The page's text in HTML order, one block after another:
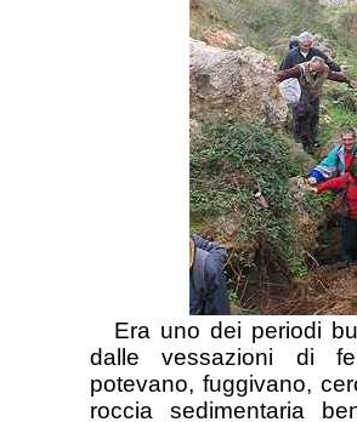
Era uno dei periodi
dalle vessazioni di
potevano, fuggivano,
roccia sedimentaria